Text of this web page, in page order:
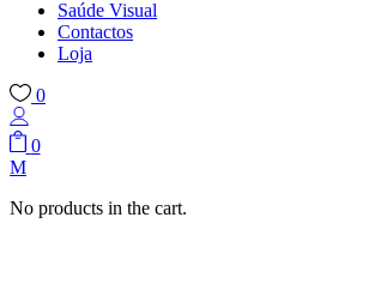
Saúde Visual
Contactos
Loja
0
0
No products in the cart.